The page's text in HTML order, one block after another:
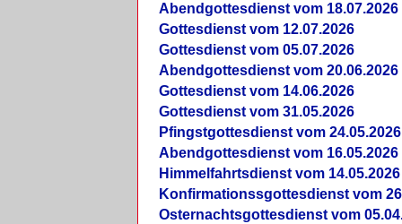
Abendgottesdienst vom 18.07.2026
Gottesdienst vom 12.07.2026
Gottesdienst vom 05.07.2026
Abendgottesdienst vom 20.06.2026
Gottesdienst vom 14.06.2026
Gottesdienst vom 31.05.2026
Pfingstgottesdienst vom 24.05.2026
Abendgottesdienst vom 16.05.2026
Himmelfahrtsdienst vom 14.05.2026
Konfirmationssgottesdienst vom
Osternachtsgottesdienst vom